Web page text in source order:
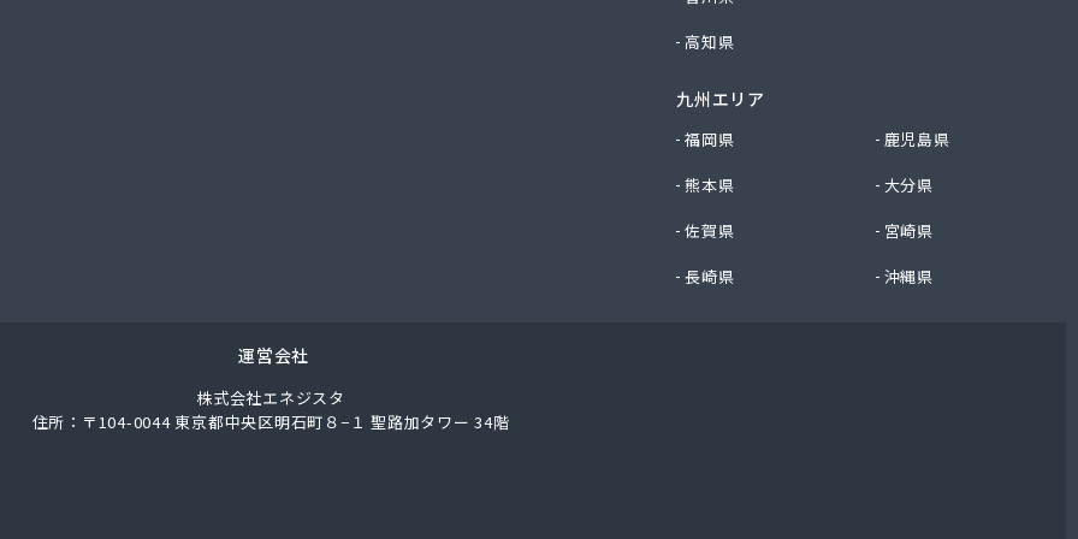
株式会社 エネルギー熊本支店
高知県
九州エリア
福岡県
鹿児島県
熊本県
大分県
佐賀県
宮崎県
長崎県
沖縄県
運営会社
株式会社エネジスタ
住所：〒104-0044 東京都中央区明石町８−１ 聖路加タワー 34階